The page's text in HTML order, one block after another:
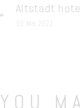
Altstadt
10. Mai 2021
YOU